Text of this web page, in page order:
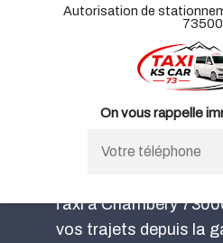
Autorisation de
73500
On vous rappelle
Taxi
Gare,
Taxi à Chambéry
vos trajets depuis la